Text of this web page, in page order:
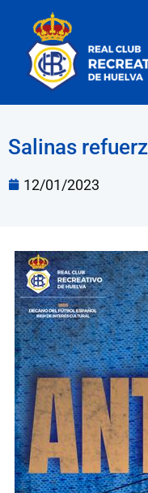
Salinas
12/01/2023